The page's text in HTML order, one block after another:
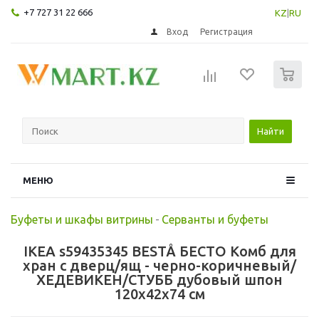
+7 727 31 22 666 KZ RU
Вход Регистрация
Найти
МЕНЮ
Буфеты и шкафы витрины - Серванты и буфеты
IKEA s59435345 BESTÅ БЕСТО Комб для
хран с дверц/ящ - черно-коричневый/
ХЕДЕВИКЕН/СТУББ дубовый шпон
120x42x74 см